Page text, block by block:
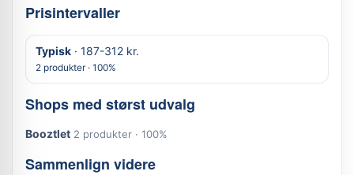
Prisintervaller
Typisk · 187-312 kr.
2 produkter · 100%
Shops med størst udvalg
Booztlet 2 produkter · 100%
Sammenlign videre